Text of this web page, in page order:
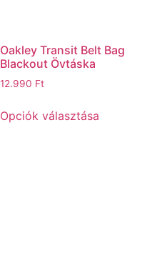
Oakley Transit Belt Bag
Blackout Övtáska
12.990 Ft
Opciók választása